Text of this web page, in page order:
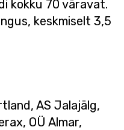
kokku 70 väravat.
keskmiselt 3,5
AS Jalajälg,
OÜ Almar,